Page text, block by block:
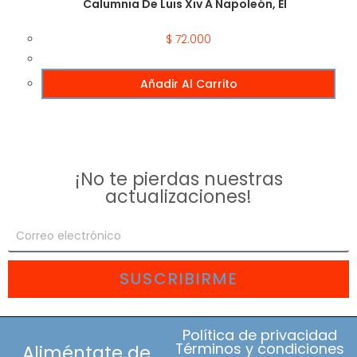
Calumnia De Luis Xiv A Napoleón, El
$ 72.000
Añadir Al Carrito
¡No te pierdas nuestras
actualizaciones!
SUSCRIBIRME
Política de privacidad
Términos y condiciones